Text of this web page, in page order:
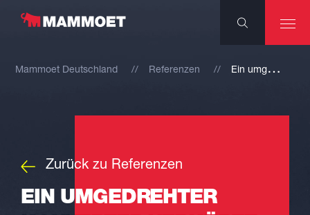
Mammoet Deutschland Referenzen E
in umgedrehter Konverter verkürzt den Montagezeitplan
Zurück zu Referenzen
EIN UMGEDREHTER